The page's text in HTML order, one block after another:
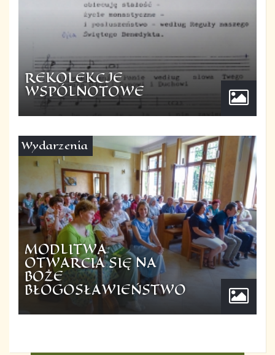
REKOLEKCJE
WSPÓLNOTOWE
MODLITWA
OTWARCIA SIĘ NA
BOŻE
BŁOGOSŁAWIEŃSTWO
Wydarzenia